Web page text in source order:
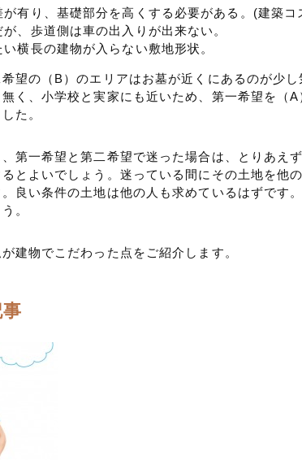
が有り、基礎部分を高くする必要がある。(建築
が、歩道側は車の出入りが出来ない。
い横長の建物が入らない敷地形状。
望の（B）のエリアはお墓が近くにあるのが少
く、小学校と実家にも近いため、第一希望を（
た。
第一希望と第二希望で迷った場合は、とりあえ
とよいでしょう。迷っている間にその土地を他
良い条件の土地は他の人も求めているはずです
。
建物でこだわった点をご紹介します。